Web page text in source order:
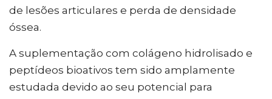
de lesões articulares e perda de densidade
óssea.
A suplementação com colágeno hidrolisado e
peptídeos bioativos tem sido amplamente
estudada devido ao seu potencial para